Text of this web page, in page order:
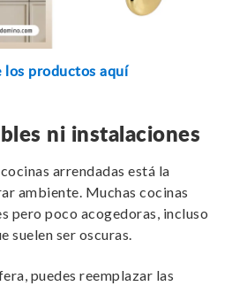
los productos aquí
ni instalaciones
arrendadas está la
ambiente. Muchas cocinas
pero poco acogedoras, incluso
suelen ser oscuras.
puedes reemplazar las